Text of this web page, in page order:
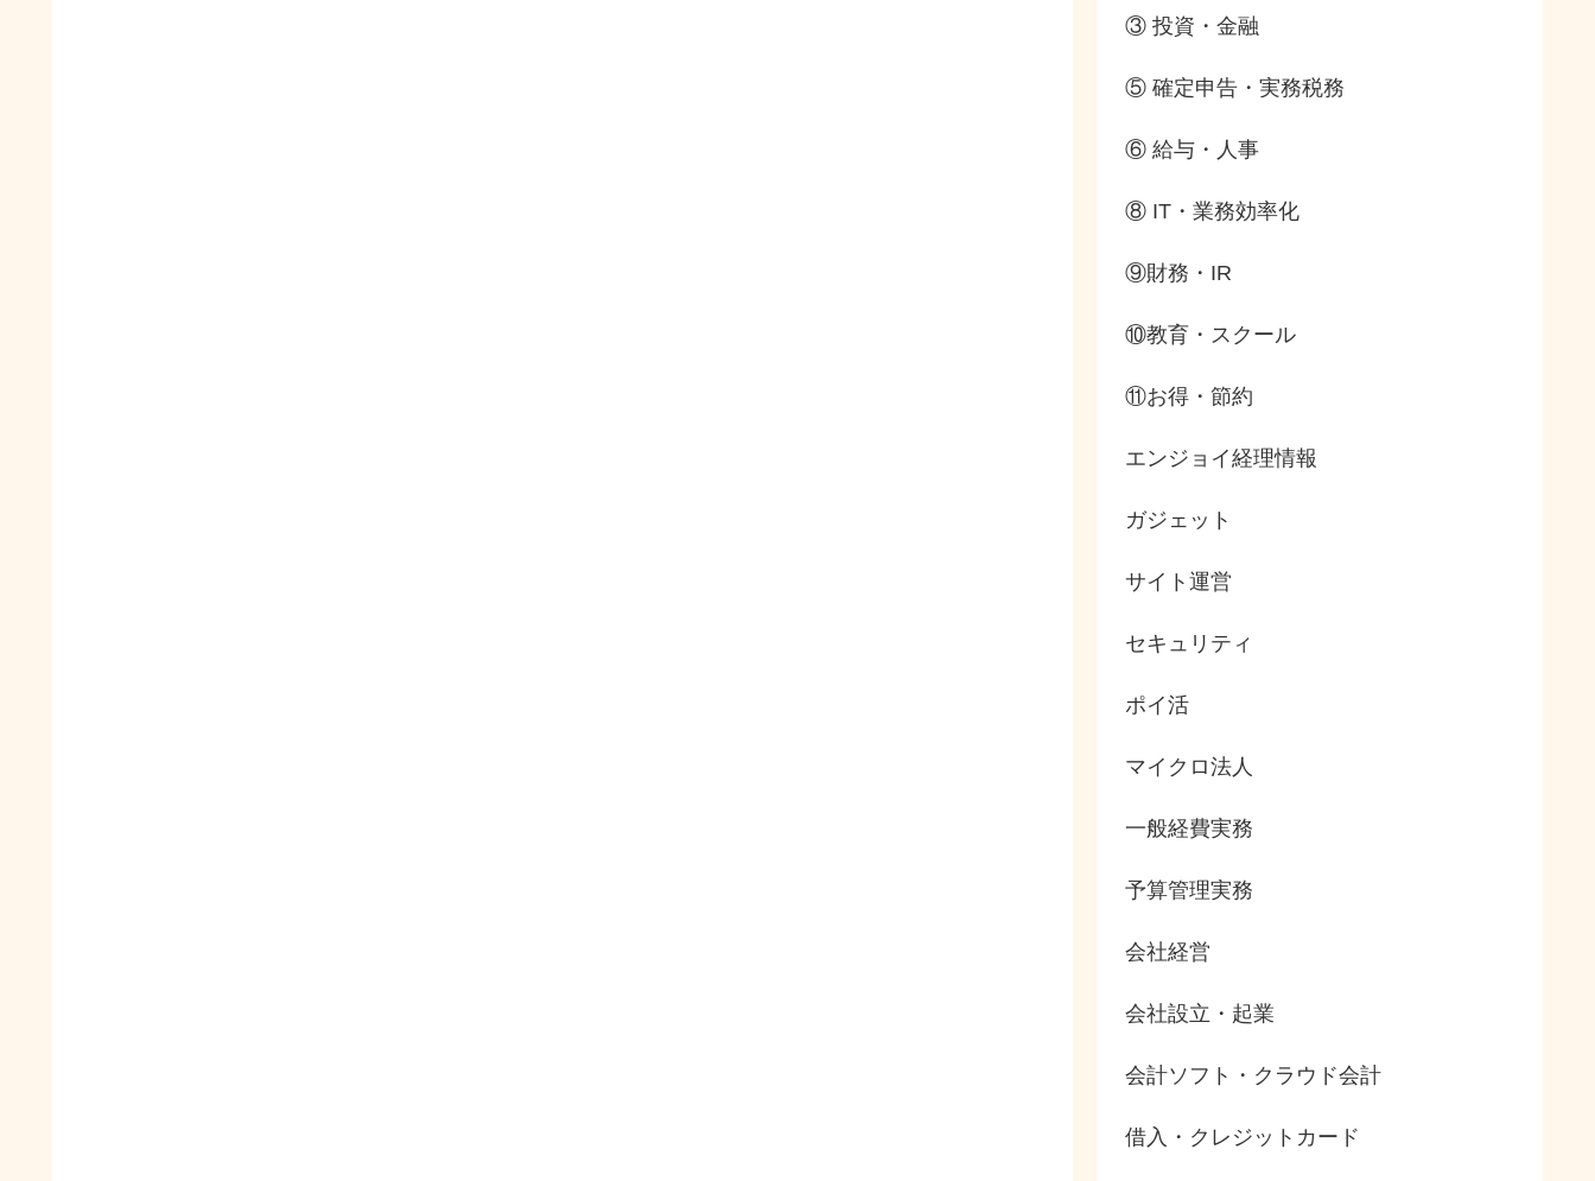
③ 投資・金融
⑤ 確定申告・実務税務
⑥ 給与・人事
⑧ IT・業務効率化
⑨財務・IR
⑩教育・スクール
⑪お得・節約
エンジョイ経理情報
ガジェット
サイト運営
セキュリティ
ポイ活
マイクロ法人
一般経費実務
予算管理実務
会社経営
会社設立・起業
会計ソフト・クラウド会計
借入・クレジットカード